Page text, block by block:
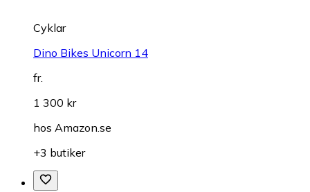
Cyklar
Dino Bikes Unicorn 14
fr.
1 300 kr
hos Amazon.se
+3 butiker